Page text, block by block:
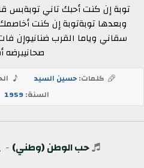
توبة إن كنت أحبك تاني توبةبس
وبعدها توبةتوبة إن كنت أخاصمك
سقاني وياما القرب ضنانيوإن
صحانيبرضه
كلمات:حسين السيد
السنة:1959
حب الوطن (وطني) -